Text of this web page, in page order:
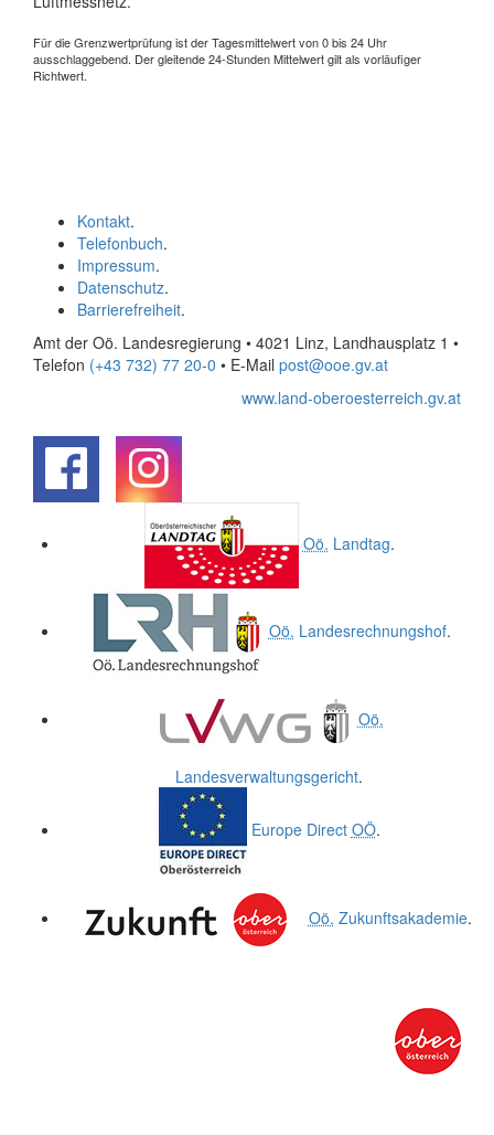
Für die Grenzwertprüfung ist der Tagesmittelwert von 0 bis 24 Uhr
ausschlaggebend. Der gleitende 24-Stunden Mittelwert gilt als vorläufiger
Richtwert.
Kontakt.
Telefonbuch.
Impressum.
Datenschutz.
Barrierefreiheit.
Amt der Oö. Landesregierung • 4021 Linz, Landhausplatz 1 •
Telefon (+43 732) 77 20-0 • E-Mail post@ooe.gv.at
www.land-oberoesterreich.gv.at
Oö. Landtag.
Oö. Landesrechnungshof.
Oö.
Landesverwaltungsgericht.
Europe Direct OÖ.
Oö. Zukunftsakademie.